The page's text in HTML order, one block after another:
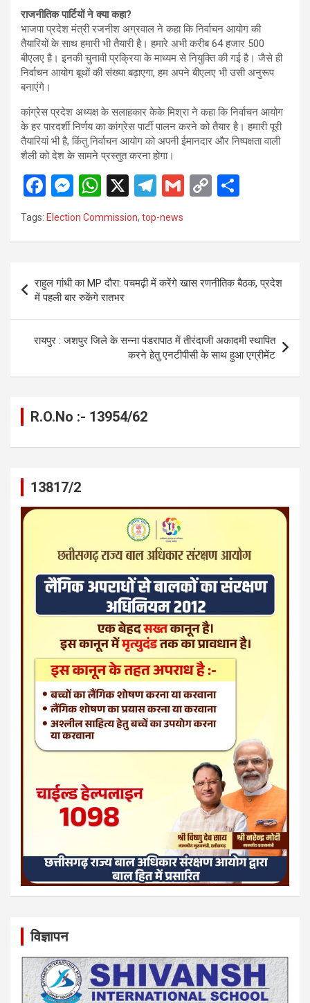
राजनीतिक पार्टियों ने क्या कहा?
भाजपा प्रदेश मंत्री रजनीश अग्रवाल ने कहा कि निर्वाचन आयोग की
तैयारियों के साथ हमारी भी तैयारी है। हमारे अभी करीब 64 हजार 500
बीएलए है। इनकी चुनावी प्रक्रिया के माध्यम से नियुक्ति की गई है। जैसे ही
निर्वाचन आयोग बूथों की संख्या बढ़ाएगा, हम अपने बीएलए भी उसी अनुरूप
बनाएंगे।
कांग्रेस प्रदेश अध्यक्ष के सलाहकार केके मिश्रा ने कहा कि निर्वाचन आयोग
के हर पारदर्शी निर्णय का कांग्रेस पार्टी पालन करने को तैयार है। हमारी पूरी
तैयारियां भी है, किंतु निर्वाचन आयोग को अपनी ईमानदार और निष्पक्षता वाली
शैली को देश के सामने प्रस्तुत करना होगा।
F
a
ce
o
o
k
M
es
se
g
er
W
at
A
p
p
X
T
e
a
G
C
n
Tags: Election Commission, top-news
navigation
राहुल गांधी का MP दौरा: पचमढ़ी में करेंगे खास रणनीतिक बैठक, प्रदेश
में पहली बार रुकेंगे रातभर
रायपुर : जशपुर जिले के सन्ना पंडरापाठ में तीरंदाजी अकादमी स्थापित
करने हेतु एनटीपीसी के साथ हुआ एग्रीमेंट
R.O.No :- 13954/62
13817/2
विज्ञापन